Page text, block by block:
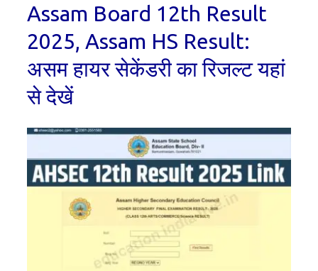
Assam Board 12th Result
2025, Assam HS Result:
असम हायर सेकेंडरी का रिजल्ट यहां
से देखें